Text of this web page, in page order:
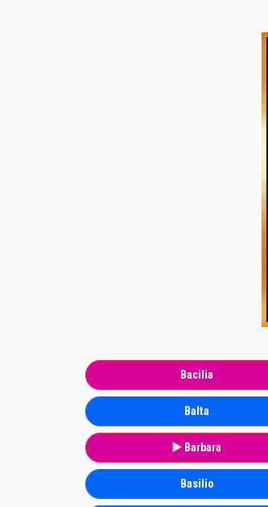
Bacilia
Balta
▶️ Barbara
Basilio